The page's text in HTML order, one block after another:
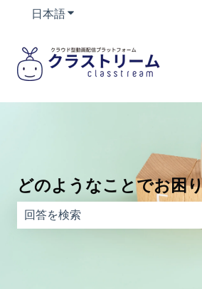
日本語翻訳のサブメニューを表示
どのようなことでお困
検索フィールドが空なので、候補は